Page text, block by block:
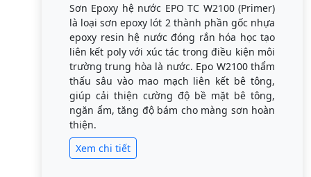
Sơn Epoxy hệ nước EPO TC W2100 (Primer)
là loại sơn epoxy lót 2 thành phần gốc nhựa
epoxy resin hệ nước đóng rắn hóa học tạo
liên kết poly với xúc tác trong điều kiện môi
trường trung hòa là nước. Epo W2100 thẩm
thấu sâu vào mao mạch liên kết bê tông,
giúp cải thiện cường độ bề mặt bê tông,
ngăn ẩm, tăng độ bám cho màng sơn hoàn
thiện.
Xem chi tiết